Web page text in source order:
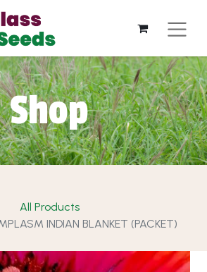
Shop
All Products
INDIAN BLANKET (PACKET)